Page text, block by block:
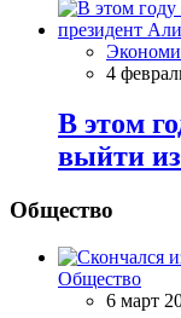
4
В этом
выйти
Общество
Общество
6 март